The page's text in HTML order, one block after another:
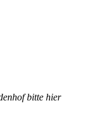
bitte hier